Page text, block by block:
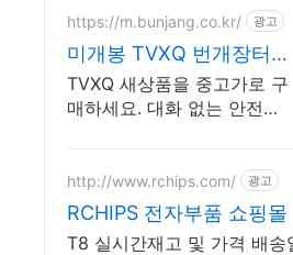
https://m.bunjang.co.kr/ 광고
미개봉 TVXQ 번개장터
국내 최대 브랜드 중고거
래
TVXQ 새상품을 중고가로 구
매하세요. 대화 없는 안전결
품 매일 10만 개 이상의 신규
상품 업로드
http://www.rchips.com/ 광고
RCHIPS 전자부품 쇼핑몰
T8 실시간재고 및 가격 배송